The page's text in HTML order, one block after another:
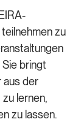
zu
bringt
aus der
lernen,
zu lassen.